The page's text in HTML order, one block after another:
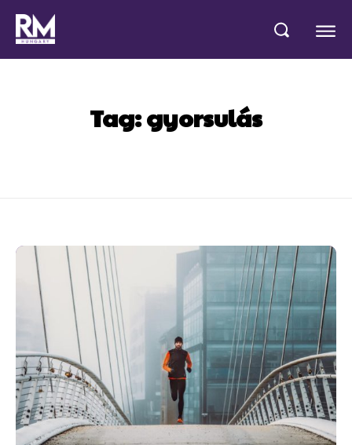
Tag:gyorsulás